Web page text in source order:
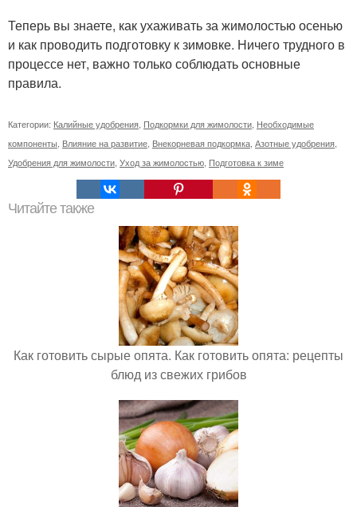
Теперь вы знаете, как ухаживать за жимолостью осенью
и как проводить подготовку к зимовке. Ничего трудного в
процессе нет, важно только соблюдать основные
правила.
Категории: Калийные удобрения Подкормки для жимолости Необходимые
компоненты Влияние на развитие Внекорневая подкормка Азотные удобрения
Удобрения для жимолости Уход за жимолостью Подготовка к зиме
Читайте также
Как готовить сырые опята. Как готовить опята: рецепты
блюд из свежих грибов